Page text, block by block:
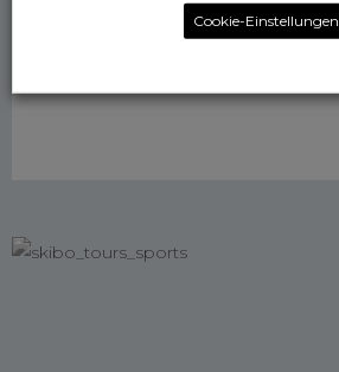
Cookie-Einstellungen